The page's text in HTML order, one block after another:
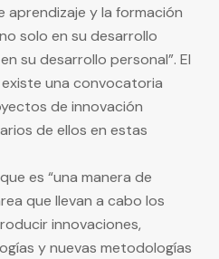
aprendizaje y la formación
solo en su desarrollo
su desarrollo personal”. El
una convocatoria
de innovación
de ellos en estas
es “una manera de
que llevan a cabo los
innovaciones,
y nuevas metodologías